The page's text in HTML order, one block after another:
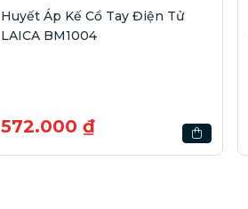
Huyết Áp Kế Cổ Tay Điện Tử
LAICA BM1004
572.000 ₫